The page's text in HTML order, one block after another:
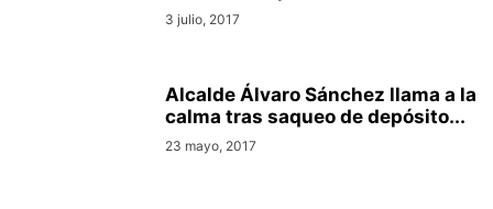
3 julio, 2017
Alcalde Álvaro Sánchez llama a la
calma tras saqueo de depósito...
23 mayo, 2017